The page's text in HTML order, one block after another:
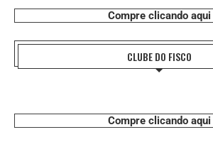
Compre clicando aqui
CLUBE DO FISCO
Compre clicando aqui